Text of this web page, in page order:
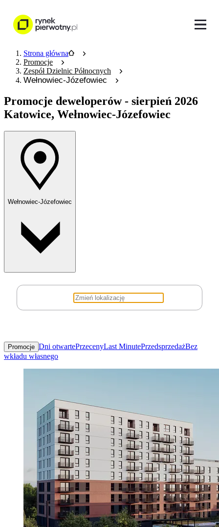
Strona główna
Promocje
Zespół Dzielnic Północnych
Wełnowiec-Józefowiec
Promocje deweloperów - sierpień 2026
Katowice, Wełnowiec-Józefowiec
Wełnowiec-Józefowiec
Promocje Dni otwartePrzecenyLast MinutePrzedsprzedażBez
wkładu własnego